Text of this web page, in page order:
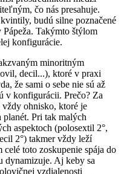
čo nás presahuje.
budú silne poznačené
Takýmto štýlom
konfigurácie.
minoritným
decil...), ktoré v praxi
že sami o sebe nie sú až
v konfigurácii. Prečo? Za
ohnisko, ktoré je
Pri tak malých
aspektoch (polosextil 2°,
2°) takmer vždy leží
toto zoskupenie spája do
dynamizuje. Aj keby sa
vzdialenosti